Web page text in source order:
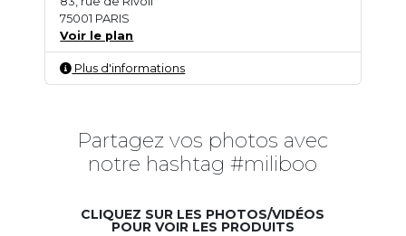
75001 PARIS
Voir le plan
Plus d'informations
Partagez vos photos avec
notre hashtag #miliboo
CLIQUEZ SUR LES PHOTOS/VIDÉOS
POUR VOIR LES PRODUITS